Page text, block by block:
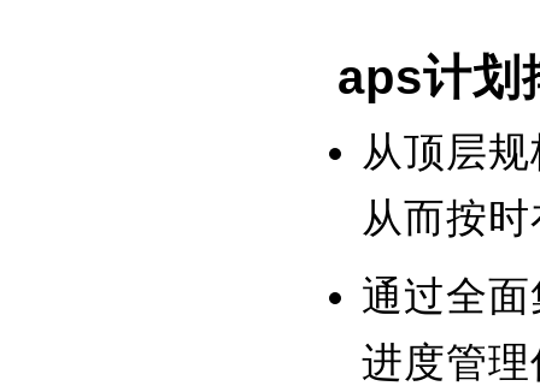
aps计划
从顶层
从而按
通过全
进度管